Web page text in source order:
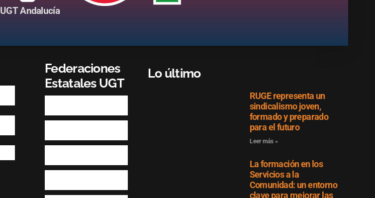
UGT Andalucía
Federaciones
Estatales UGT
Lo último
RUGE representa un
sindicalismo joven,
formado y preparado
para el futuro
Leer más »
La formación en los
Servicios a la
Comunidad: un entorno
clave para mejorar las